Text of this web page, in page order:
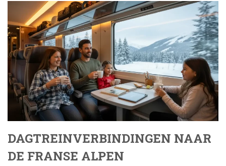
DAGTREINVERBINDINGEN NAAR
DE FRANSE ALPEN